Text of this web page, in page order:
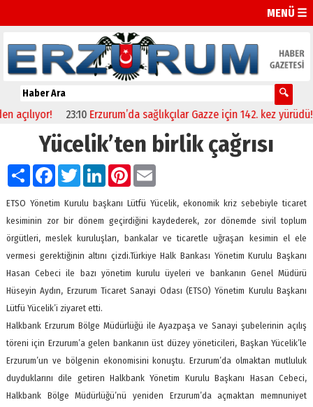
MENÜ ☰
23:10 Erzurum’da sağlıkçılar Gazze için 142. kez yürüdü!
Yücelik’ten birlik çağrısı
PaylaşFacebook
TwitterLinkedIn
Pinterest
Email
ETSO Yönetim Kurulu başkanı Lütfü Yücelik, ekonomik kriz sebebiyle ticaret
kesiminin zor bir dönem geçirdiğini kaydederek, zor dönemde sivil toplum
örgütleri, meslek kuruluşları, bankalar ve ticaretle uğraşan kesimin el ele
vermesi gerektiğinin altını çizdi.Türkiye Halk Bankası Yönetim Kurulu Başkanı
Hasan Cebeci ile bazı yönetim kurulu üyeleri ve bankanın Genel Müdürü
Hüseyin Aydın, Erzurum Ticaret Sanayi Odası (ETSO) Yönetim Kurulu Başkanı
Lütfü Yücelik’i ziyaret etti.
Halkbank Erzurum Bölge Müdürlüğü ile Ayazpaşa ve Sanayi şubelerinin açılış
töreni için Erzurum’a gelen bankanın üst düzey yöneticileri, Başkan Yücelik’le
Erzurum’un ve bölgenin ekonomisini konuştu. Erzurum’da olmaktan mutluluk
duyduklarını dile getiren Halkbank Yönetim Kurulu Başkanı Hasan Cebeci,
Halkbank Bölge Müdürlüğü’nü yeniden Erzurum’da açmaktan memnuniyet